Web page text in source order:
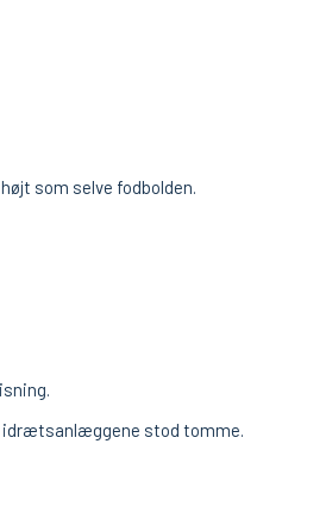
som selve fodbolden.
idrætsanlæggene stod tomme.